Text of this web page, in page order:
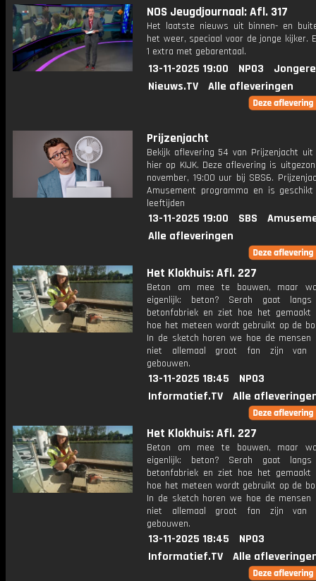
NOS Jeugdjournaal: Afl. 317
Het laatste nieuws uit binnen- en
het weer, speciaal voor de jonge kijker.
1 extra met gebarentaal.
13-11-2025 19:00 NPO3
Nieuws.TV
Alle afleveringen
Prijzenjacht
Bekijk aflevering 54 van Prijzenjacht uit
hier op KIJK. Deze aflevering is
november, 19:00 uur bij SBS6.
Amusement programma en is
leeftijden
13-11-2025 19:00 SBS
Alle afleveringen
Het Klokhuis: Afl. 227
Beton om mee te bouwen, maar
eigenlijk: beton? Serah gaat
betonfabriek en ziet hoe het
hoe het meteen wordt gebruikt op de
In de sketch horen we hoe de
niet allemaal groot fan zijn van
gebouwen.
13-11-2025 18:45
NPO3
Informatief.TV
Alle
Het Klokhuis: Afl. 227
Beton om mee te bouwen, maar
eigenlijk: beton? Serah gaat
betonfabriek en ziet hoe het
hoe het meteen wordt gebruikt op de
In de sketch horen we hoe de
niet allemaal groot fan zijn van
gebouwen.
13-11-2025 18:45
NPO3
Informatief.TV
Alle